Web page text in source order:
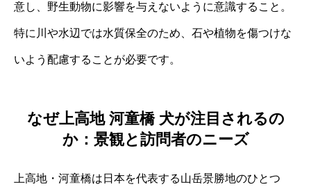
意し、野生動物に影響を与えないように意識すること。
特に川や水辺では水質保全のため、石や植物を傷つけな
いよう配慮することが必要です。
なぜ上高地 河童橋 犬が注目されるの
か：景観と訪問者のニーズ
上高地・河童橋は日本を代表する山岳景勝地のひとつ